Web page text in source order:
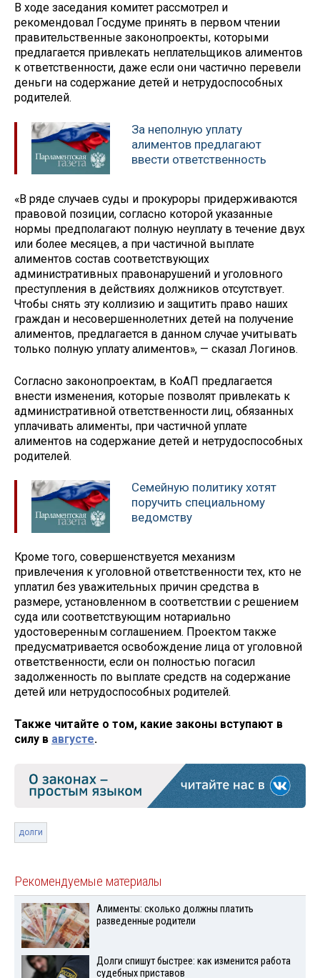
В ходе заседания комитет рассмотрел и
рекомендовал Госдуме принять в первом чтении
правительственные законопроекты, которыми
предлагается привлекать неплательщиков алиментов
к ответственности, даже если они частично перевели
деньги на содержание детей и нетрудоспособных
родителей.
За неполную уплату
алиментов предлагают
ввести ответственность
«В ряде случаев суды и прокуроры придерживаются
правовой позиции, согласно которой указанные
нормы предполагают полную неуплату в течение двух
или более месяцев, а при частичной выплате
алиментов состав соответствующих
административных правонарушений и уголовного
преступления в действиях должников отсутствует.
Чтобы снять эту коллизию и защитить право наших
граждан и несовершеннолетних детей на получение
алиментов, предлагается в данном случае учитывать
только полную уплату алиментов», — сказал Логинов.
Согласно законопроектам, в КоАП предлагается
внести изменения, которые позволят привлекать к
административной ответственности лиц, обязанных
уплачивать алименты, при частичной уплате
алиментов на содержание детей и нетрудоспособных
родителей.
Семейную политику хотят
поручить специальному
ведомству
Кроме того, совершенствуется механизм
привлечения к уголовной ответственности тех, кто не
уплатил без уважительных причин средства в
размере, установленном в соответствии с решением
суда или соответствующим нотариально
удостоверенным соглашением. Проектом также
предусматривается освобождение лица от уголовной
ответственности, если он полностью погасил
задолженность по выплате средств на содержание
детей или нетрудоспособных родителей.
Также читайте о том, какие законы вступают в
силу в августе.
долги
Рекомендуемые материалы
Алименты: сколько должны платить
разведенные родители
Долги спишут быстрее: как изменится работа
судебных приставов